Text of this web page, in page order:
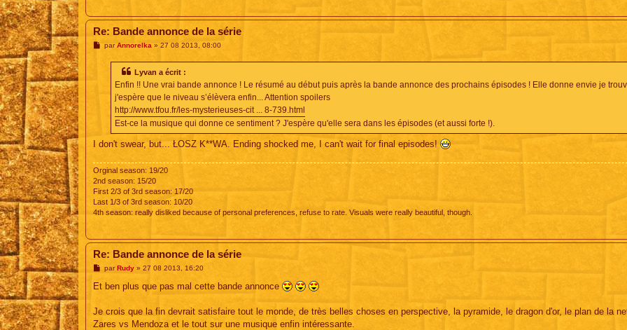
Re: Bande annonce de la série
MparAnnorelka » 27 08 2013, 08:00
Lyvan a écrit :
Enfin !! Une vrai bande annonce ! Le résumé au début puis après la bande annonce des prochains épisodes ! Elle donne envie je
j'espère que le niveau s’élèvera enfin... Attention spoilers
http://www.tfou.fr/les-mysterieuses-cit ... 8-739.html
Est-ce la musique qui donne ce sentiment ? J'espère qu'elle sera dans les épisodes (et aussi forte !).
I don't swear, but... ŁOSZ K**WA. Ending shocked me, I can't wait for final episodes!
Orginal season: 19/20
2nd season: 15/20
First 2/3 of 3rd season: 17/20
Last 1/3 of 3rd season: 10/20
4th season: really disliked because of personal preferences, refuse to rate. Visuals were really beautiful, though.
Re: Bande annonce de la série
M
s
g
parRudy» 27 08 2013, 16:20
Et ben plus que pas mal cette bande annonce
Je crois que la fin devrait satisfaire tout le monde, de très belles choses en perspective, la pyramide, le dragon d'or, le plan de la
Zares vs Mendoza et le tout sur une musique enfin intéressante.